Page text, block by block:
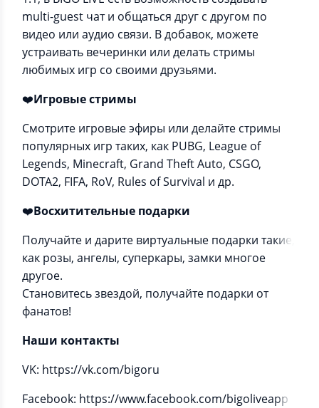
multi-guest чат и общаться друг с другом по
видео или аудио связи. В добавок, можете
устраивать вечеринки или делать стримы
любимых игр со своими друзьями.
❤️Игровые стримы
Смотрите игровые эфиры или делайте стримы
популярных игр таких, как PUBG, League of
Legends, Minecraft, Grand Theft Auto, CSGO,
DOTA2, FIFA, RoV, Rules of Survival и др.
❤️Восхитительные подарки
Получайте и дарите виртуальные подарки такие,
как розы, ангелы, суперкары, замки многое
другое.
Становитесь звездой, получайте подарки от
фанатов!
Наши контакты
VK: https://vk.com/bigoru
Facebook: https://www.facebook.com/bigoliveapp